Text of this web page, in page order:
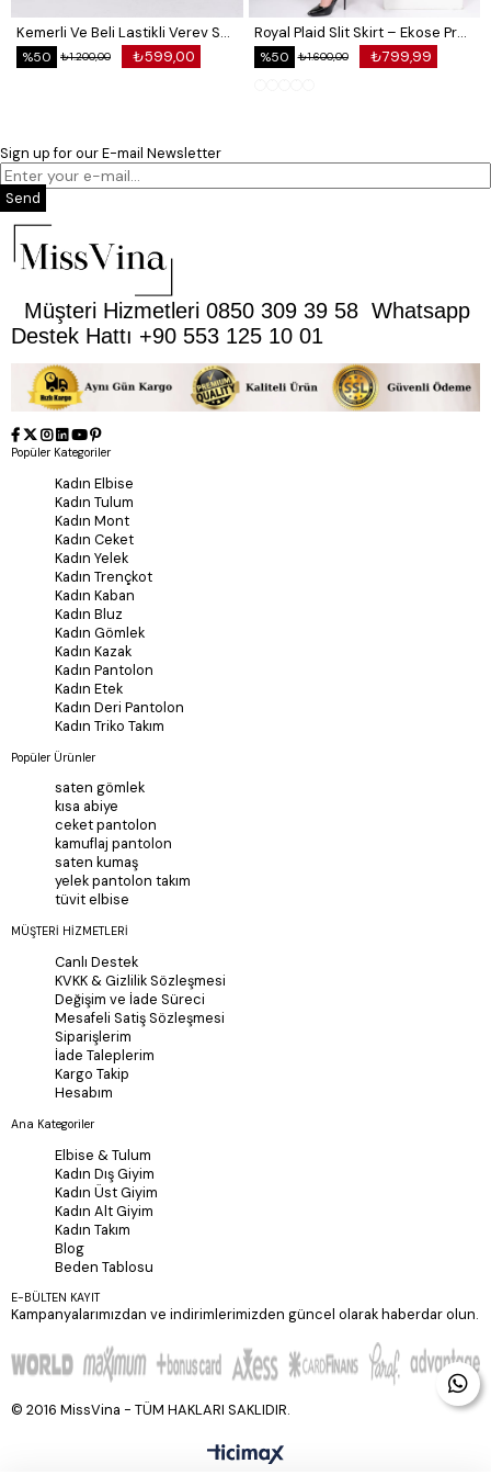
Kemerli Ve Beli Lastikli Verev Saten Etek 6791
₺599,00
₺1.200,00
%50
Royal Plaid Slit Skirt – Ekose Premium Long Skirt 6831
₺799,99
₺1.600,00
%50
Sign up for our E-mail Newsletter
Send
Müşteri Hizmetleri 0850 309 39 58 Whatsapp
Destek Hattı +90 553 125 10 01
Popüler Kategoriler
Kadın Elbise
Kadın Tulum
Kadın Mont
Kadın Ceket
Kadın Yelek
Kadın Trençkot
Kadın Kaban
Kadın Bluz
Kadın Gömlek
Kadın Kazak
Kadın Pantolon
Kadın Etek
Kadın Deri Pantolon
Kadın Triko Takım
Popüler Ürünler
saten gömlek
kısa abiye
ceket pantolon
kamuflaj pantolon
saten kumaş
yelek pantolon takım
tüvit elbise
MÜŞTERİ HİZMETLERİ
Canlı Destek
KVKK & Gizlilik Sözleşmesi
Değişim ve İade Süreci
Mesafeli Satiş Sözleşmesi
Siparişlerim
İade Taleplerim
Kargo Takip
Hesabım
Ana Kategoriler
Elbise & Tulum
Kadın Dış Giyim
Kadın Üst Giyim
Kadın Alt Giyim
Kadın Takım
Blog
Beden Tablosu
E-BÜLTEN KAYIT
Kampanyalarımızdan ve indirimlerimizden güncel olarak haberdar olun.
© 2016 MissVina - TÜM HAKLARI SAKLIDIR.